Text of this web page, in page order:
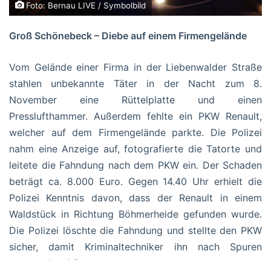
Foto: Bernau LIVE / Symbolbild
Groß Schönebeck – Diebe auf einem Firmengelände
Vom Gelände einer Firma in der Liebenwalder Straße
stahlen unbekannte Täter in der Nacht zum 8.
November eine Rüttelplatte und einen
Presslufthammer. Außerdem fehlte ein PKW Renault,
welcher auf dem Firmengelände parkte. Die Polizei
nahm eine Anzeige auf, fotografierte die Tatorte und
leitete die Fahndung nach dem PKW ein. Der Schaden
beträgt ca. 8.000 Euro. Gegen 14.40 Uhr erhielt die
Polizei Kenntnis davon, dass der Renault in einem
Waldstück in Richtung Böhmerheide gefunden wurde.
Die Polizei löschte die Fahndung und stellte den PKW
sicher, damit Kriminaltechniker ihn nach Spuren